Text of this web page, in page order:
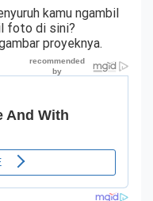
kamu ngambil
foto di sini?
proyeknya.